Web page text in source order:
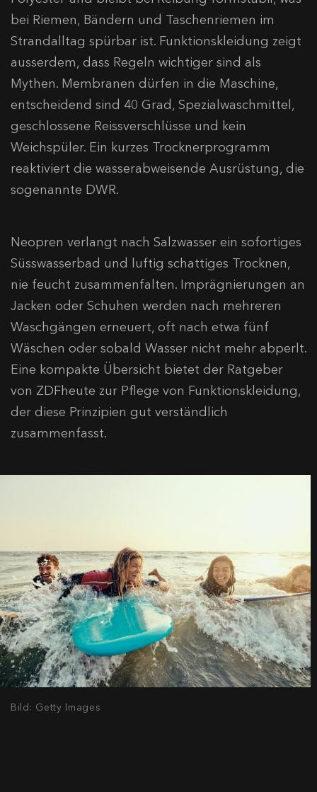
bei Riemen, Bändern und Taschenriemen im
Strandalltag spürbar ist. Funktionskleidung zeigt
ausserdem, dass Regeln wichtiger sind als
Mythen. Membranen dürfen in die Maschine,
entscheidend sind 40 Grad, Spezialwaschmittel,
geschlossene Reissverschlüsse und kein
Weichspüler. Ein kurzes Trocknerprogramm
reaktiviert die wasserabweisende Ausrüstung, die
sogenannte DWR.
Neopren verlangt nach Salzwasser ein sofortiges
Süsswasserbad und luftig schattiges Trocknen,
nie feucht zusammenfalten. Imprägnierungen an
Jacken oder Schuhen werden nach mehreren
Waschgängen erneuert, oft nach etwa fünf
Wäschen oder sobald Wasser nicht mehr abperlt.
Eine kompakte Übersicht bietet der Ratgeber
von ZDFheute zur Pflege von Funktionskleidung,
der diese Prinzipien gut verständlich
zusammenfasst.
Bild: Getty Images